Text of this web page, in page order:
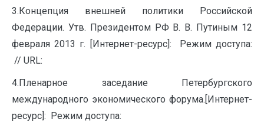
3.Концепция внешней политики Российской
Федерации. Утв. Президентом РФ В. В. Путиным 12
февраля 2013 г. [Интернет-ресурс]: Режим доступа:
// URL:
4.Пленарное заседание Петербургского
международного экономического форума.[Интернет-
ресурс]: Режим доступа: